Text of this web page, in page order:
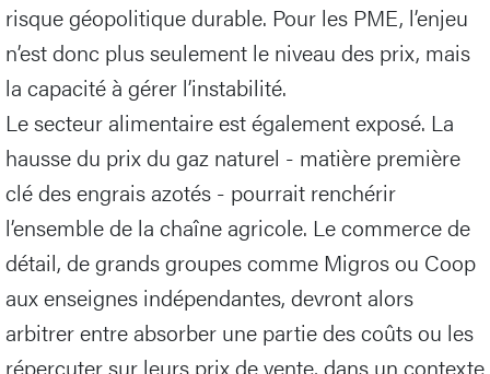
risque géopolitique durable. Pour les PME, l’enjeu
n’est donc plus seulement le niveau des prix, mais
la capacité à gérer l’instabilité.
Le secteur alimentaire est également exposé. La
hausse du prix du gaz naturel - matière première
clé des engrais azotés - pourrait renchérir
l’ensemble de la chaîne agricole. Le commerce de
détail, de grands groupes comme Migros ou Coop
aux enseignes indépendantes, devront alors
arbitrer entre absorber une partie des coûts ou les
répercuter sur leurs prix de vente, dans un contexte